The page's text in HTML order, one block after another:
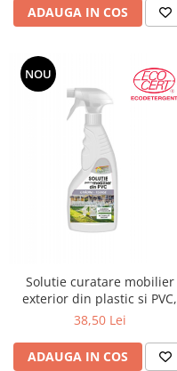
ADAUGA IN COS
NOU
Solutie curatare mobilier
exterior din plastic si PVC,
500ml
38,50 Lei
ADAUGA IN COS